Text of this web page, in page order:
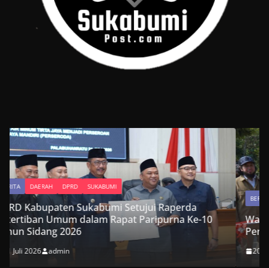
10
BERITA DAERAH DPRD SUKABUMI
Wakil Ketua DPRD Kabupaten Sukabumi Hadiri
Peresmian Jembatan Garuda Suci di Cikembar
20 Juli 2026